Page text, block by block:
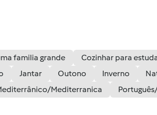
familia grande Cozinhar para
Jantar Outono Inverno
Mediterranica